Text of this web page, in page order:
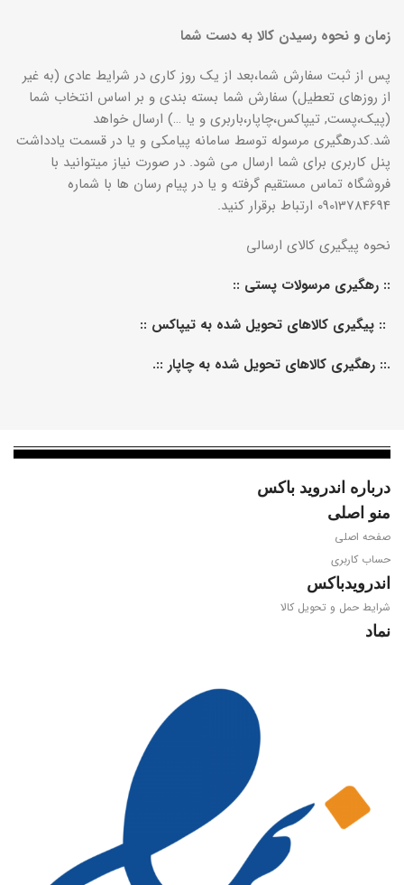
زمان و نحوه رسیدن کالا به دست شما
پس از ثبت سفارش شما،بعد از یک روز کاری در شرایط عادی (به غیر
از روزهای تعطیل) سفارش شما بسته بندی و بر اساس انتخاب شما
(پیک،پست, تیپاکس،چاپار،باربری و یا …) ارسال خواهد
شد.کدرهگیری مرسوله توسط سامانه پیامکی و یا در قسمت یادداشت
پنل کاربری برای شما ارسال می شود. در صورت نیاز میتوانید با
فروشگاه تماس مستقیم گرفته و یا در پیام رسان ها با شماره
09013784694 ارتباط برقرار کنید.
نحوه پیگیری کالای ارسالی
:: رهگیری مرسولات پستی ::
:: پیگیری کالاهای تحویل شده به تیپاکس ::
.:: رهگیری کالاهای تحویل شده به چاپار ::.
درباره اندروید باکس
منو اصلی
صفحه اصلی
حساب کاربری
اندرویدباکس
شرایط حمل و تحویل کالا
نماد